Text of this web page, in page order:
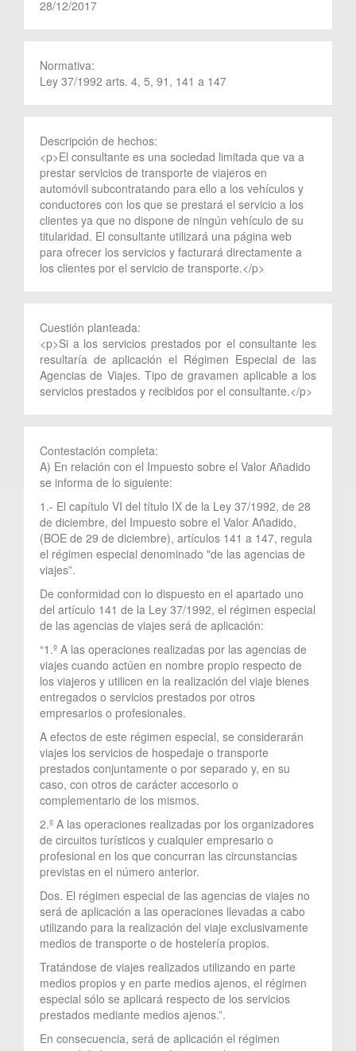
28/12/2017
Normativa:
Ley 37/1992 arts. 4, 5, 91, 141 a 147
Descripción de hechos:
<p>El consultante es una sociedad limitada que va a
prestar servicios de transporte de viajeros en
automóvil subcontratando para ello a los vehículos y
conductores con los que se prestará el servicio a los
clientes ya que no dispone de ningún vehículo de su
titularidad. El consultante utilizará una página web
para ofrecer los servicios y facturará directamente a
los clientes por el servicio de transporte.</p>
Cuestión planteada:
<p>Si a los servicios prestados por el consultante les
resultaría de aplicación el Régimen Especial de las
Agencias de Viajes. Tipo de gravamen aplicable a los
servicios prestados y recibidos por el consultante.</p>
Contestación completa:
A) En relación con el Impuesto sobre el Valor Añadido
se informa de lo siguiente:
1.- El capítulo VI del título IX de la Ley 37/1992, de 28
de diciembre, del Impuesto sobre el Valor Añadido,
(BOE de 29 de diciembre), artículos 141 a 147, regula
el régimen especial denominado "de las agencias de
viajes”.
De conformidad con lo dispuesto en el apartado uno
del artículo 141 de la Ley 37/1992, el régimen especial
de las agencias de viajes será de aplicación:
“1.º A las operaciones realizadas por las agencias de
viajes cuando actúen en nombre propio respecto de
los viajeros y utilicen en la realización del viaje bienes
entregados o servicios prestados por otros
empresarios o profesionales.
A efectos de este régimen especial, se considerarán
viajes los servicios de hospedaje o transporte
prestados conjuntamente o por separado y, en su
caso, con otros de carácter accesorio o
complementario de los mismos.
2.º A las operaciones realizadas por los organizadores
de circuitos turísticos y cualquier empresario o
profesional en los que concurran las circunstancias
previstas en el número anterior.
Dos. El régimen especial de las agencias de viajes no
será de aplicación a las operaciones llevadas a cabo
utilizando para la realización del viaje exclusivamente
medios de transporte o de hostelería propios.
Tratándose de viajes realizados utilizando en parte
medios propios y en parte medios ajenos, el régimen
especial sólo se aplicará respecto de los servicios
prestados mediante medios ajenos.”.
En consecuencia, será de aplicación el régimen